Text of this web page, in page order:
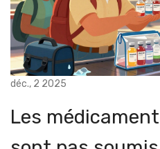
déc., 2 2025
Les